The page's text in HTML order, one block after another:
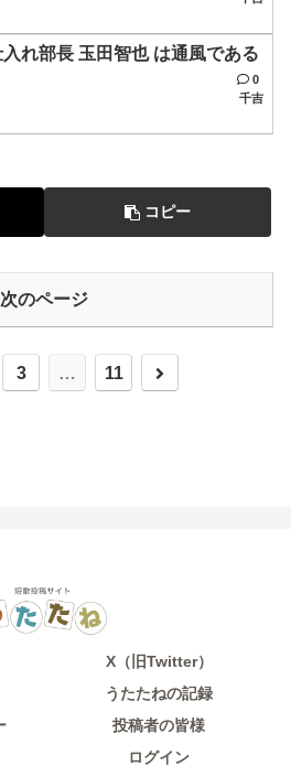
れ部長 玉田智也 は通風である
0
千吉
コピー
次のページ
3 … 11
次
X（旧Twitter）
うたたねの記録
投稿者の皆様
ログイン